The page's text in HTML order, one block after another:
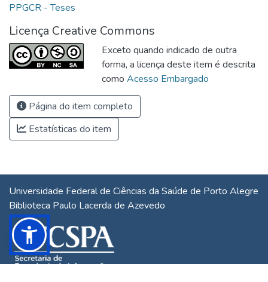
PPGCR - Teses
Licença Creative Commons
Exceto quando indicado de outra
forma, a licença deste item é descrita
como Acesso Embargado
Página do item completo
Estatísticas do item
Universidade Federal de Ciências da Saúde de Porto Alegre
Biblioteca Paulo Lacerda de Azevedo